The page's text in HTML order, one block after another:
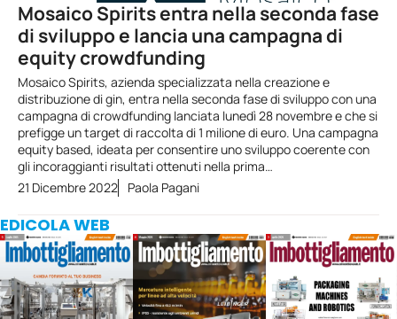
Mosaico Spirits entra nella seconda fase
di sviluppo e lancia una campagna di
equity crowdfunding
Mosaico Spirits, azienda specializzata nella creazione e
distribuzione di gin, entra nella seconda fase di sviluppo con una
campagna di crowdfunding lanciata lunedì 28 novembre e che si
prefigge un target di raccolta di 1 milione di euro. Una campagna
equity based, ideata per consentire uno sviluppo coerente con
gli incoraggianti risultati ottenuti nella prima…
21 Dicembre 2022
Paola Pagani
EDICOLA WEB